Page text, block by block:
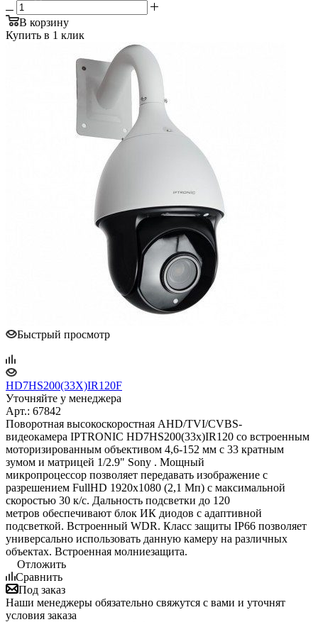
В корзину
Купить в 1 клик
Быстрый просмотр
HD7HS200(33X)IR120F
Уточняйте у менеджера
Арт.: 67842
Поворотная высокоскоростная AHD/TVI/CVBS-
видеокамера IPTRONIC HD7HS200(33x)IR120 со встроенным
моторизированным объективом 4,6-152 мм с 33 кратным
зумом и матрицей 1/2.9" Sony . Мощный
микропроцессор позволяет передавать изображение с
разрешением FullHD 1920х1080 (2,1 Мп) с максимальной
скоростью 30 к/с. Дальность подсветки до 120
метров обеспечивают блок ИК диодов с адаптивной
подсветкой. Встроенный WDR. Класс защиты IP66 позволяет
универсально использовать данную камеру на различных
объектах. Встроенная молниезащита.
Отложить
Сравнить
Под заказ
Наши менеджеры обязательно свяжутся с вами и уточнят
условия заказа